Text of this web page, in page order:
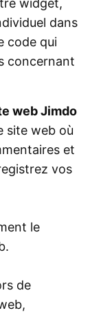
widget,
dans
code qui
concernant
web Jimdo
site web où
et
vos
le
de